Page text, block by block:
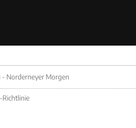
- Norderneyer Morgen
Richtlinie